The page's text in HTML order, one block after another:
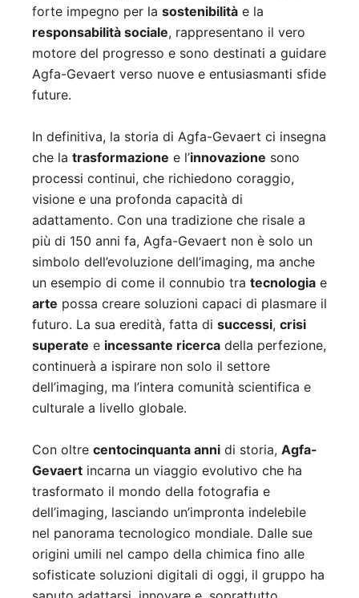
forte impegno per la sostenibilità e la
responsabilità sociale, rappresentano il vero
motore del progresso e sono destinati a guidare
Agfa-Gevaert verso nuove e entusiasmanti sfide
future.
In definitiva, la storia di Agfa-Gevaert ci insegna
che la trasformazione e l’innovazione sono
processi continui, che richiedono coraggio,
visione e una profonda capacità di
adattamento. Con una tradizione che risale a
più di 150 anni fa, Agfa-Gevaert non è solo un
simbolo dell’evoluzione dell’imaging, ma anche
un esempio di come il connubio tra tecnologia e
arte possa creare soluzioni capaci di plasmare il
futuro. La sua eredità, fatta di successi, crisi
superate e incessante ricerca della perfezione,
continuerà a ispirare non solo il settore
dell’imaging, ma l’intera comunità scientifica e
culturale a livello globale.
Con oltre centocinquanta anni di storia, Agfa-
Gevaert incarna un viaggio evolutivo che ha
trasformato il mondo della fotografia e
dell’imaging, lasciando un’impronta indelebile
nel panorama tecnologico mondiale. Dalle sue
origini umili nel campo della chimica fino alle
sofisticate soluzioni digitali di oggi, il gruppo ha